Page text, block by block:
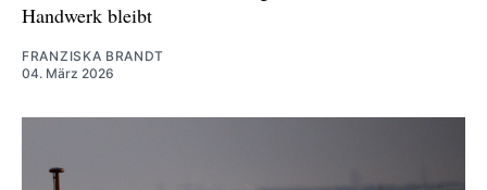
Handwerk bleibt
FRANZISKA BRANDT
04. März 2026